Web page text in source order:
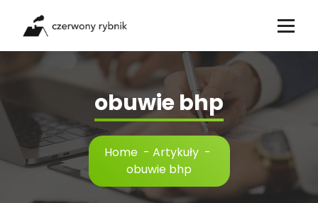
content
obuwie bhp
Home - Artykuły -
obuwie bhp